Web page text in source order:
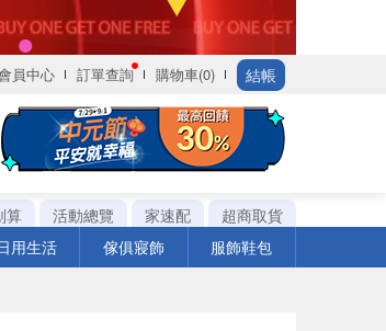
員中心 訂單查詢 購物車(0) 結帳
算 活動總覽 家速配
超商取貨
用生活 傢俱寢飾 服飾鞋包